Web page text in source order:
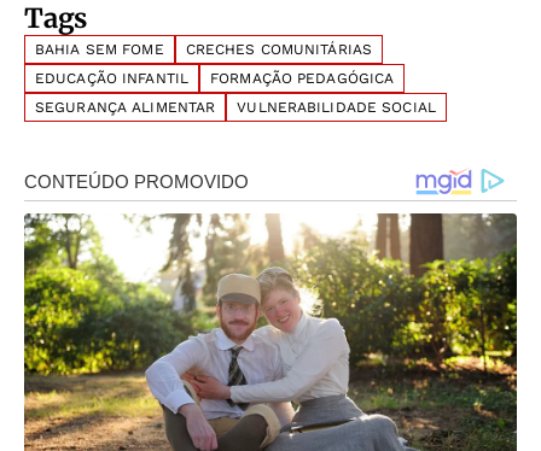
Tags
BAHIA SEM FOME
CRECHES COMUNITÁRIAS
EDUCAÇÃO INFANTIL
FORMAÇÃO PEDAGÓGICA
SEGURANÇA ALIMENTAR
VULNERABILIDADE SOCIAL